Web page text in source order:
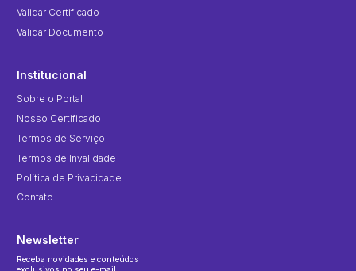
Validar Certificado
Validar Documento
Institucional
Sobre o Portal
Nosso Certificado
Termos de Serviço
Termos de Invalidade
Política de Privacidade
Contato
Newsletter
Receba novidades e conteúdos